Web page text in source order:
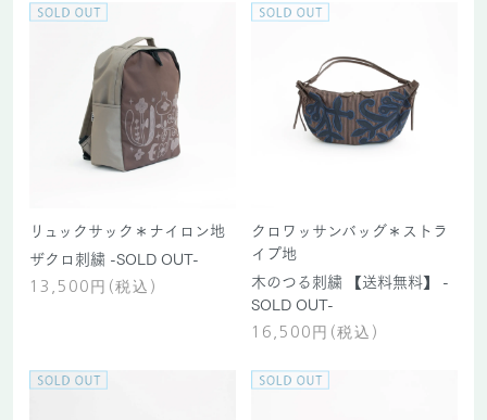
リュックサック＊ナイロン地
ザクロ刺繍 -SOLD OUT-
13,500円(税込)
クロワッサンバッグ＊ストラ
イプ地
木のつる刺繍 【送料無料】 -
SOLD OUT-
16,500円(税込)